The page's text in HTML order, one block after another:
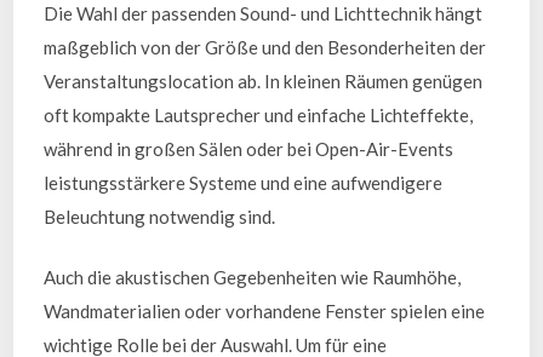
Die Wahl der passenden Sound- und Lichttechnik hängt
maßgeblich von der Größe und den Besonderheiten der
Veranstaltungslocation ab. In kleinen Räumen genügen
oft kompakte Lautsprecher und einfache Lichteffekte,
während in großen Sälen oder bei Open-Air-Events
leistungsstärkere Systeme und eine aufwendigere
Beleuchtung notwendig sind.
Auch die akustischen Gegebenheiten wie Raumhöhe,
Wandmaterialien oder vorhandene Fenster spielen eine
wichtige Rolle bei der Auswahl. Um für eine